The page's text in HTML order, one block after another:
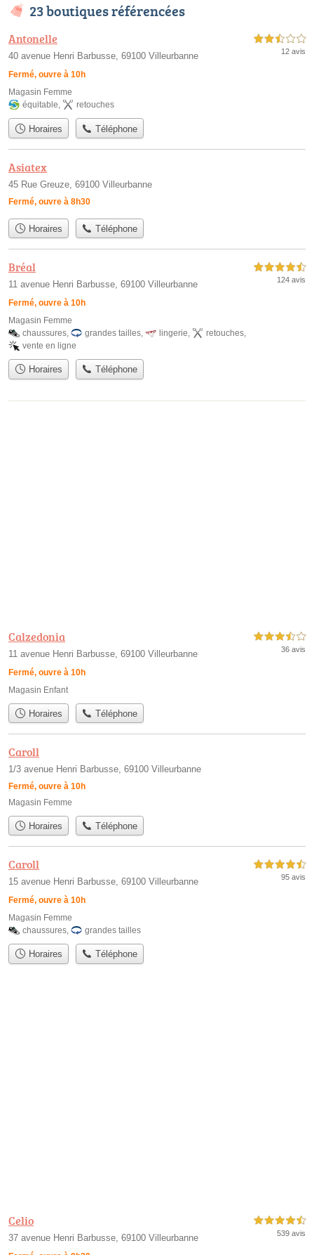
23 boutiques référencées
Antonelle
40 avenue Henri Barbusse, 69100 Villeurbanne
Fermé, ouvre à 10h
2,5 étoiles sur 5
12 avis
Magasin Femme
équitable, retouches
Horaires Téléphone
Asiatex
45 Rue Greuze, 69100 Villeurbanne
Fermé, ouvre à 8h30
Horaires Téléphone
Bréal
11 avenue Henri Barbusse, 69100 Villeurbanne
Fermé, ouvre à 10h
4,5 étoiles sur 5
124 avis
Magasin Femme
chaussures, grandes tailles, lingerie, retouches,
vente en ligne
Horaires Téléphone
Calzedonia
11 avenue Henri Barbusse, 69100 Villeurbanne
Fermé, ouvre à 10h
3,5 étoiles sur 5
36 avis
Magasin Enfant
Horaires Téléphone
Caroll
1/3 avenue Henri Barbusse, 69100 Villeurbanne
Fermé, ouvre à 10h
Magasin Femme
Horaires Téléphone
Caroll
15 avenue Henri Barbusse, 69100 Villeurbanne
Fermé, ouvre à 10h
4,5 étoiles sur 5
95 avis
Magasin Femme
chaussures, grandes tailles
Horaires Téléphone
Celio
37 avenue Henri Barbusse, 69100 Villeurbanne
4,5 étoiles sur 5
539 avis